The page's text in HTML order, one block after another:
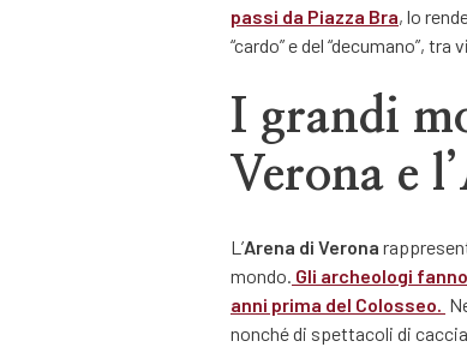
passi da Piazza Bra, lo
“cardo” e del “decumano”,
I grandi
Verona e
L’Arena di Verona
mondo. Gli archeologi
anni prima del Colosseo.
nonché di spettacoli di